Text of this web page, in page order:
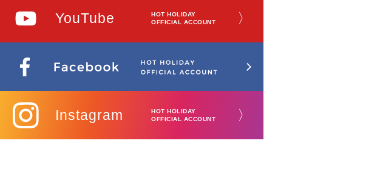
YouTube
HOT HOLIDAY
OFFICIAL ACCOUNT
〉
Instagram
HOT HOLIDAY
OFFICIAL ACCOUNT
〉